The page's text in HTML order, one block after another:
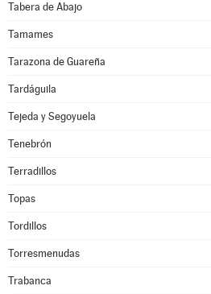
Tabera de Abajo
Tamames
Tarazona de Guareña
Tardáguila
Tejeda y Segoyuela
Tenebrón
Terradillos
Topas
Tordillos
Torresmenudas
Trabanca